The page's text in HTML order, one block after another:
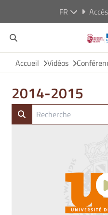
FR
Accueil Vidéos
2014-2015